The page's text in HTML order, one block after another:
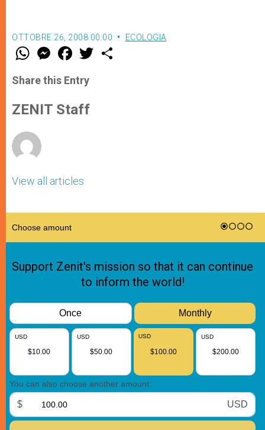
OTTOBRE 26, 2008 00:00 ECOLOGIA
W
t
s
p
p
M
e
s
e
g
e
F
a
e
b
o
k
w
Share this Entry
ZENIT Staff
View all articles